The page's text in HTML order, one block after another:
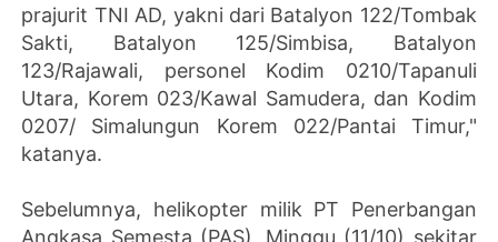
prajurit TNI AD, yakni dari Batalyon 122/Tombak
Sakti, Batalyon 125/Simbisa, Batalyon
123/Rajawali, personel Kodim 0210/Tapanuli
Utara, Korem 023/Kawal Samudera, dan Kodim
0207/ Simalungun Korem 022/Pantai Timur,"
katanya.
Sebelumnya, helikopter milik PT Penerbangan
Angkasa Semesta (PAS), Minggu (11/10) sekitar